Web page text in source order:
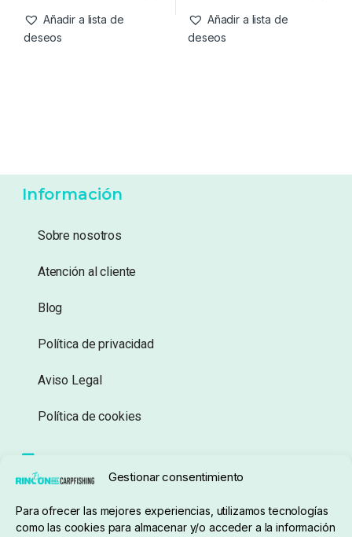
Gestionar consentimiento
Para ofrecer las mejores experiencias, utilizamos tecnologías
como las cookies para almacenar y/o acceder a la información
Añadir a lista de
deseos
Añadir a lista de
deseos
Información
Sobre nosotros
Atención al cliente
Blog
Política de privacidad
Aviso Legal
Política de cookies